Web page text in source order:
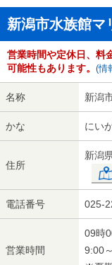
新潟市水族館マ
営業時間や定休日、料
可能性もあります。 (情
名称 新潟
かな にい
住所
新潟
電話番号 025-
営業時間
09時
9:00